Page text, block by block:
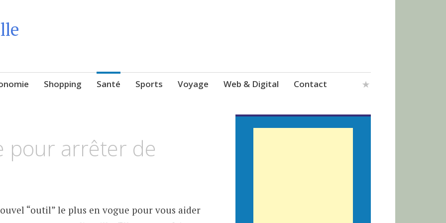
Shopping Santé Sports Voyage Web & Digital Contact
pour arrêter de
“outil” le plus en vogue pour vous aider